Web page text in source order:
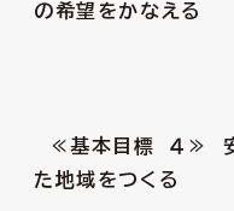
の希望をかなえる
≪基本目標 ４≫ 安
た地域をつくる